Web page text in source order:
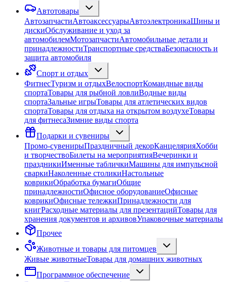
Автотовары
АвтозапчастиАвтоаксессуарыАвтоэлектроникаШины и
дискиОбслуживание и уход за
автомобилемМотозапчастиАвтомобильные детали и
принадлежностиТранспортные средстваБезопасность и
защита автомобиля
Спорт и отдых
ФитнесТуризм и отдыхВелоспортКомандные виды
спортаТовары для рыбной ловлиВодные виды
спортаЗальные игрыТовары для атлетических видов
спортаТовары для отдыха на открытом воздухеТовары
для фитнесаЗимние виды спорта
Подарки и сувениры
Промо-сувенирыПраздничный декорКанцелярияХобби
и творчествоБилеты на мероприятияВечеринки и
праздникиИменные табличкиМашины для импульсной
сваркиНаколенные столикиНастольные
коврикиОбработка бумагиОбщие
принадлежностиОфисное оборудованиеОфисные
коврикиОфисные тележкиПринадлежности для
книгРасходные материалы для презентацийТовары для
хранения документов и архивовУпаковочные материалы
Прочее
Животные и товары для питомцев
Живые животныеТовары для домашних животных
Программное обеспечение